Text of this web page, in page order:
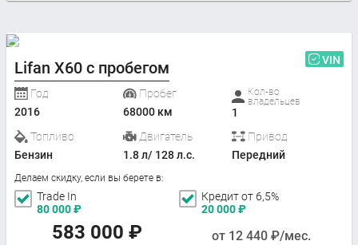
Lifan X60 с пробегом VIN
Год
2016
Пробег
68000 км
Кол-во
владельцев
1
Топливо
Бензин
Двигатель
1.8 л/ 128 л.с.
Привод
Передний
Делаем скидку, если вы берете в:
Trade In
80 000₽
Кредит от 6,5%
20 000₽
583 000 ₽ от 12 440 ₽/мес.